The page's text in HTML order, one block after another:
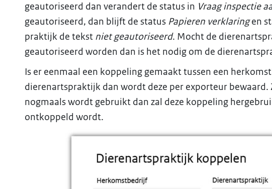
geautoriseerd dan verandert de status in Vraag inspectie
geautoriseerd, dan blijft de status Papieren verklaringen
praktijk de tekst niet geautoriseerd. Mocht de
geautoriseerd worden dan is het nodig om de
Is er eenmaal een koppeling gemaakt tussen een
dierenartspraktijk dan wordt deze per exporteur
nogmaals wordt gebruikt dan zal deze koppeling
ontkoppeld wordt.